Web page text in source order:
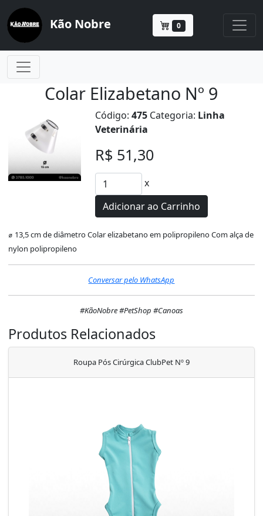
Kão Nobre 0
Colar Elizabetano Nº 9
Código:475 Categoria: Linha
Veterinária
R$ 51,30
x
Adicionar ao Carrinho
⌀ 13,5 cm de diâmetro Colar elizabetano em polipropileno Com alça de
nylon polipropileno
Conversar pelo WhatsApp
#KãoNobre #PetShop #Canoas
Produtos Relacionados
Roupa Pós Cirúrgica ClubPet Nº 9